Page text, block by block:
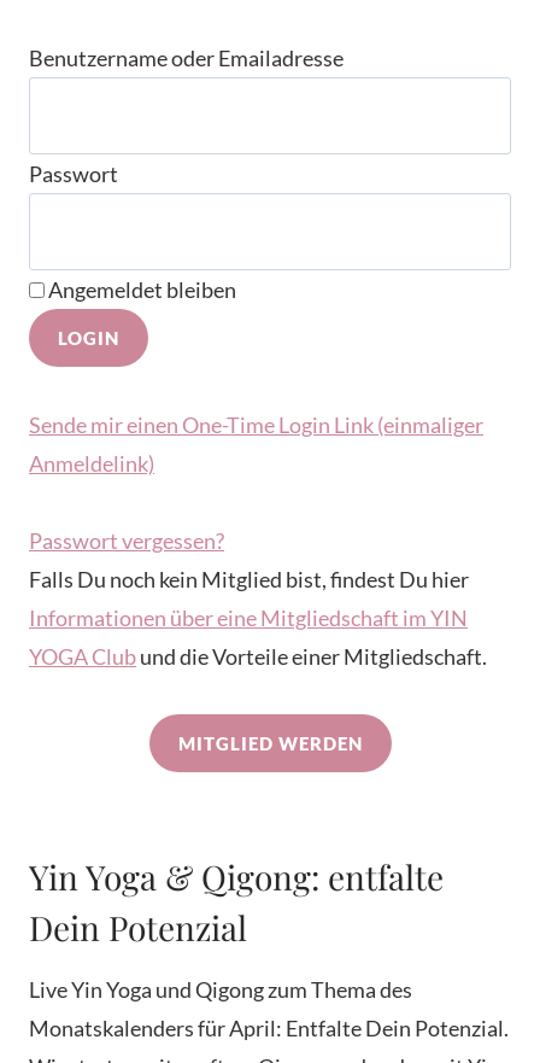
Benutzername oder Emailadresse
Passwort
Angemeldet bleiben
Sende mir einen One-Time Login Link (einmaliger
Anmeldelink)
Passwort vergessen?
Falls Du noch kein Mitglied bist, findest Du hier
Informationen über eine Mitgliedschaft im YIN
YOGA Clubund die Vorteile einer Mitgliedschaft.
MITGLIED WERDEN
Yin Yoga & Qigong: entfalte
Dein Potenzial
Live Yin Yoga und Qigong zum Thema des
Monatskalenders für April: Entfalte Dein Potenzial.